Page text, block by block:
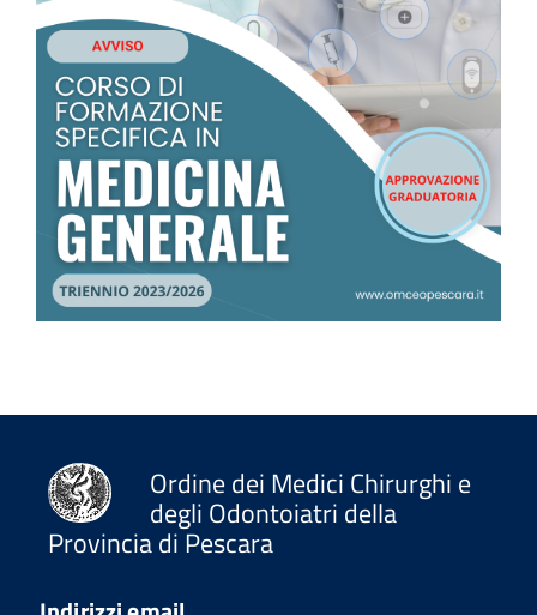
Ordine dei Medici Chirurghi e
degli Odontoiatri della
Provincia di Pescara